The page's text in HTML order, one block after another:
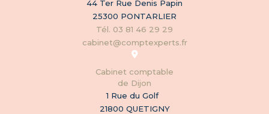
44 Ter Rue Denis Papin
25300 PONTARLIER
Tél. 03 81 46 29 29
cabinet@comptexperts.fr
Cabinet comptable
de Dijon
1 Rue du Golf
21800 QUETIGNY